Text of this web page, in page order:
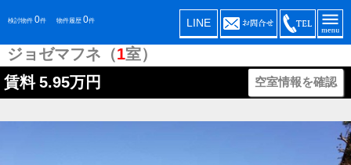
検討物件 0件 物件履歴 0件 LINE
ジョゼマフネ（1室）
賃料 5.95万円 空室情報を確認